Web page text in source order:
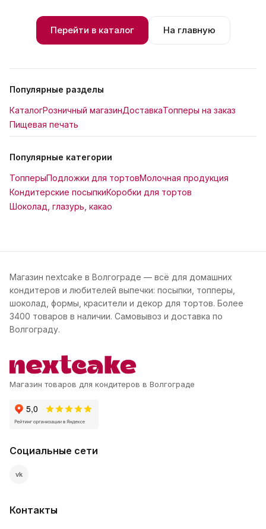
Перейти в каталог На главную
Популярные разделы
КаталогРозничный магазинДоставкаТопперы на заказ
Пищевая печать
Популярные категории
ТопперыПодложки для тортовМолочная продукция
Кондитерские посыпкиКоробки для тортов
Шоколад, глазурь, какао
Магазин nextcake в Волгограде — всё для домашних
кондитеров и любителей выпечки: посыпки, топперы,
шоколад, формы, красители и декор для тортов. Более
3400 товаров в наличии. Самовывоз и доставка по
Волгограду.
Магазин товаров для кондитеров в Волгограде
Социальные сети
vk
Контакты